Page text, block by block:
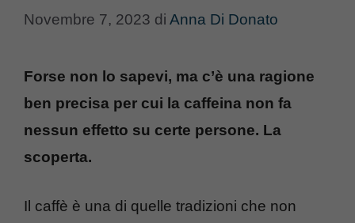
Novembre 7, 2023 di Anna Di Donato
Forse non lo sapevi, ma c’è una ragione
ben precisa per cui la caffeina non fa
nessun effetto su certe persone. La
scoperta.
Il caffè è una di quelle tradizioni che non